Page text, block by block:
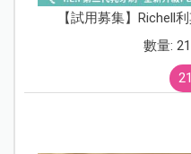
【試用募集】Richell
數量: